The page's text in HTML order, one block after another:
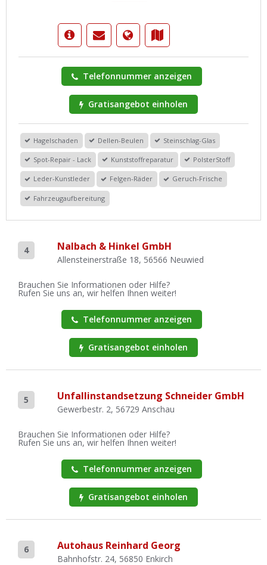
Telefonnummer anzeigen
Gratisangebot einholen
Hagelschaden Dellen-Beulen Steinschlag-Glas
Spot-Repair - Lack Kunststoffreparatur PolsterStoff
Leder-Kunstleder Felgen-Räder Geruch-Frische
Fahrzeugaufbereitung
4 Nalbach & Hinkel GmbH
Allensteinerstraße 18, 56566 Neuwied
Brauchen Sie Informationen oder Hilfe?
Rufen Sie uns an, wir helfen Ihnen weiter!
Telefonnummer anzeigen
Gratisangebot einholen
5 Unfallinstandsetzung Schneider GmbH
Gewerbestr. 2, 56729 Anschau
Brauchen Sie Informationen oder Hilfe?
Rufen Sie uns an, wir helfen Ihnen weiter!
Telefonnummer anzeigen
Gratisangebot einholen
6 Autohaus Reinhard Georg
Bahnhofstr. 24, 56850 Enkirch